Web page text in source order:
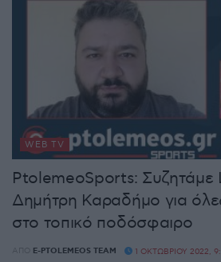
WEB TV
PtolemeoSports: Συζητάμε
Δημήτρη Καραδήμο για όλες
στο τοπικό ποδόσφαιρο
ΑΠΌ E-PTOLEMEOS TEAM 1 ΟΚΤΩΒΡΊΟΥ 2022,